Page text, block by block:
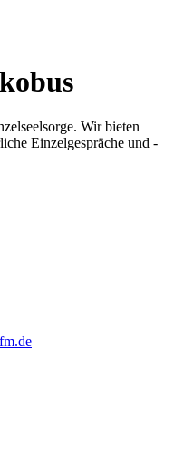
Wir bieten
Einzelgespräche und -